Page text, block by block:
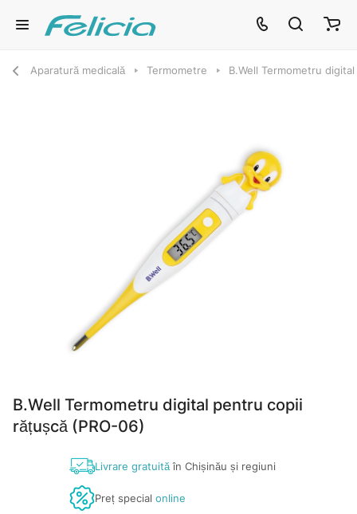
Aparatură medicală Termometre B.Well Termometru
B.Well Termometru digital pentru copii
rățușcă (PRO-06)
Livrare gratuităîn Chișinău și regiuni
Preț special online